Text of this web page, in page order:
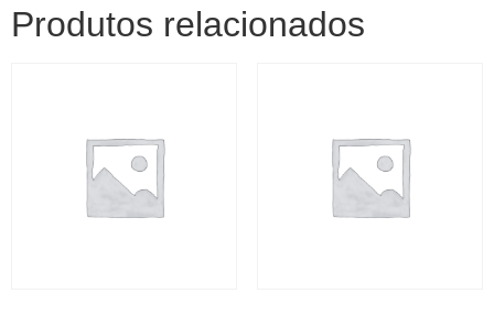
Produtos relacionados